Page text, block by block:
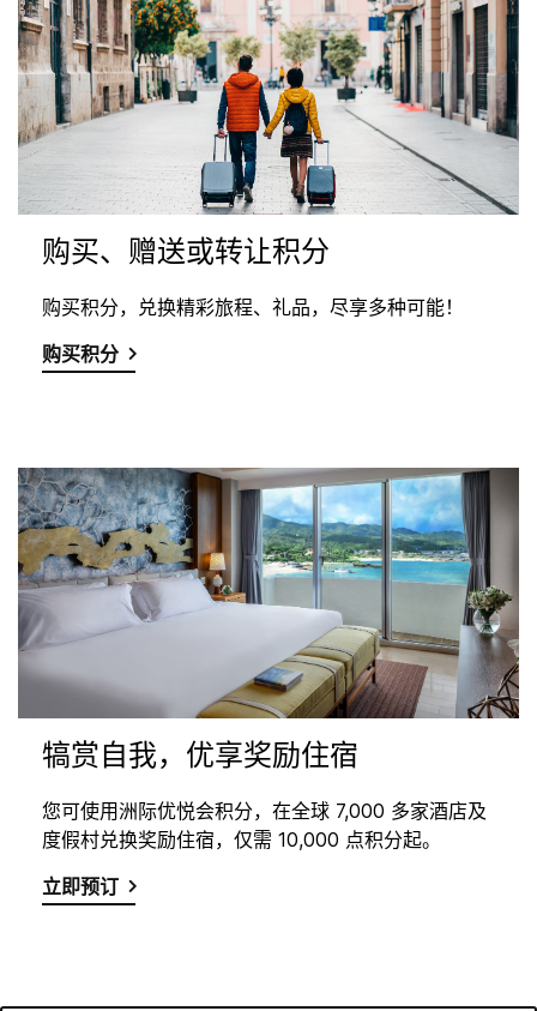
购买、赠送或转让积分
购买积分，兑换精彩旅程、礼品，尽享多种可能！
购买积分
犒赏自我，优享奖励住宿
您可使用洲际优悦会积分，在全球 7,000 多家酒店及
度假村兑换奖励住宿，仅需 10,000 点积分起。
立即预订